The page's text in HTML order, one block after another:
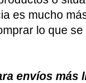
es mucho
lo que
envíos más